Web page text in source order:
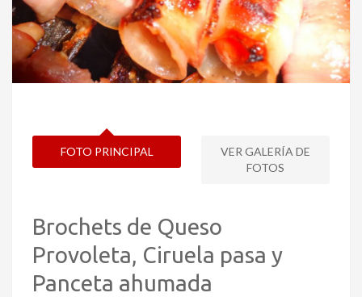
FOTO PRINCIPAL
VER GALERÍA DE
FOTOS
Brochets de Queso
Provoleta, Ciruela pasa y
Panceta ahumada